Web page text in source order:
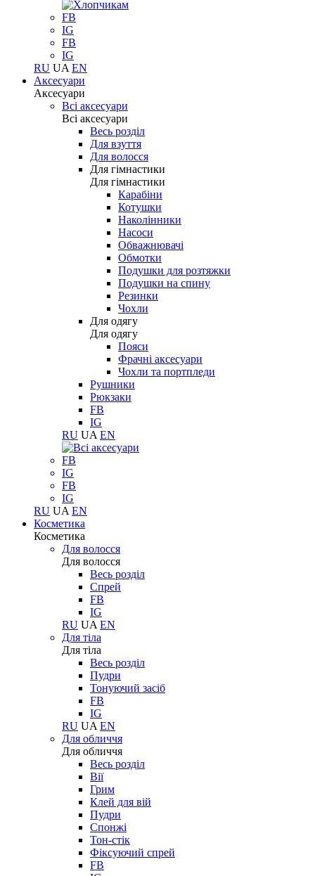
FB
IG
FB
IG
RU UA EN
Аксесуари
Аксесуари
Всі аксесуари
Всі аксесуари
Весь розділ
Для взуття
Для волосся
Для гімнастики
Для гімнастики
Карабіни
Котушки
Наколінники
Насоси
Обважнювачі
Обмотки
Подушки для розтяжки
Подушки на спину
Резинки
Чохли
Для одягу
Для одягу
Пояси
Фрачні аксесуари
Чохли та портпледи
Рушники
Рюкзаки
FB
IG
RU UA EN
FB
IG
FB
IG
RU UA EN
Косметика
Косметика
Для волосся
Для волосся
Весь розділ
Спрей
FB
IG
RU UA EN
Для тіла
Для тіла
Весь розділ
Пудри
Тонуючий засіб
FB
IG
RU UA EN
Для обличчя
Для обличчя
Весь розділ
Вії
Грим
Клей для вій
Пудри
Спонжі
Тон-стік
Фіксуючий спрей
FB